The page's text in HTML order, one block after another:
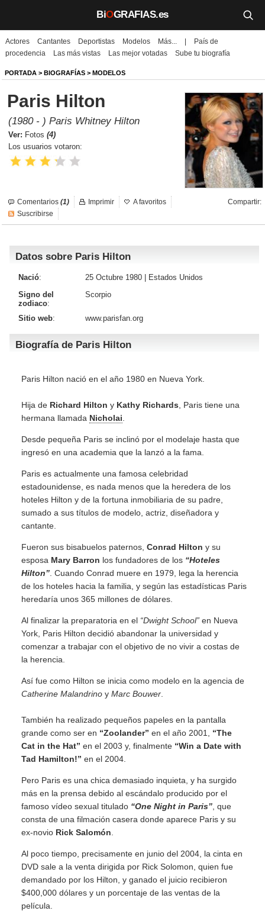
BiOGRAFIAS.es
Biografías
Películas
TV
Música
Un día como hoy
Galerías
Iniciar sesión
Actores Cantantes Deportistas Modelos Más...
País de
procedencia
Las más vistas Las mejor votadas Sube tu biografía
PORTADA > BIOGRAFÍAS > MODELOS
Paris Hilton
(1980 - ) Paris Whitney Hilton
Ver: Fotos (4)
Los usuarios votaron:
Comentarios (1) Compartir:
Imprimir
A favoritos
Suscribirse
Datos sobre Paris Hilton
Nació: 25 Octubre 1980 |
Estados Unidos
Signo del
zodiaco:
Scorpio
Sitio web: www.parisfan.org
Biografía de Paris Hilton
Paris Hilton nació en el año 1980 en Nueva York.
Hija de Richard Hilton y Kathy Richards , Paris tiene una
hermana llamada Nicholai
Desde pequeña Paris se inclinó por el modelaje hasta que
ingresó en una academia que la lanzó a la fama.
Paris es actualmente una famosa celebridad
estadounidense, es nada menos que la heredera de los
hoteles Hilton y de la fortuna inmobiliaria de su padre,
sumado a sus títulos de modelo, actriz, diseñadora y
cantante.
Fueron sus bisabuelos paternos, Conrad Hilton y su
esposa Mary Barron los fundadores de los “Hoteles
Hilton” . Cuando Conrad muere en 1979, lega la herencia
de los hoteles hacia la familia, y según las estadísticas Paris
heredaría unos 365 millones de dólares.
Al finalizar la preparatoria en el “Dwight School” en Nueva
York, Paris Hilton decidió abandonar la universidad y
comenzar a trabajar con el objetivo de no vivir a costas de
la herencia.
Así fue como Hilton se inicia como modelo en la agencia de
Catherine Malandrino y Marc Bouwer
También ha realizado pequeños papeles en la pantalla
grande como ser en “Zoolander” en el año 2001, “The
Cat in the Hat” en el 2003 y, finalmente “Win a Date with
Tad Hamilton!” en el 2004.
Pero Paris es una chica demasiado inquieta, y ha surgido
más en la prensa debido al escándalo producido por el
famoso vídeo sexual titulado “One Night in Paris” , que
consta de una filmación casera donde aparece Paris y su
ex-novio Rick Salomón
Al poco tiempo, precisamente en junio del 2004, la cinta en
DVD sale a la venta dirigida por Rick Solomon, quien fue
demandado por los Hilton, y ganado el juicio recibieron
$400,000 dólares y un porcentaje de las ventas de la
película.